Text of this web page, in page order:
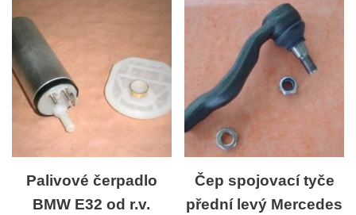
Palivové čerpadlo
BMW E32 od r.v.
Čep spojovací tyče
přední levý Mercedes